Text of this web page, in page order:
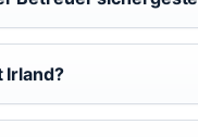
Irland?